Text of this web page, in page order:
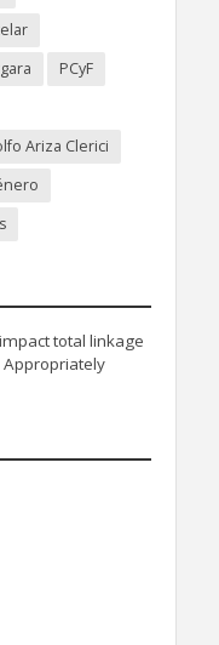
PCyF
Ariza Clerici
total linkage